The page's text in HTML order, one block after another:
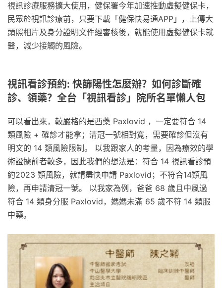
視訊診療服務擴大使用，健保署今年加速推動虛擬健保卡，
民眾於視訊診療前，只要下載「健保快易通APP」，上傳大
頭照相片及身分證明文件經審核後，就能使用虛擬健保卡就
醫，減少接觸的風險。
視訊看診預約: 快篩陽性怎麼辦？如何診斷確
診、領藥？全台「視訊看診」院所名單懶人包
可以看出來，較嚴格的是西藥 Paxlovid ，一定要符合 14
類風險 + 確診才能拿；清冠一號相對寬，需要確診但沒有
明文的 14 類風險限制。 以我跟家人的考量，因為療效的學
術證據前者較多，因此我們的想法是：符合 14 視訊看診預
約2023 類風險，就請盡快申請 Paxlovid；不符合14類風
險，再申請清冠一號。 以我家為例，爸爸 68 歲且中風過
符合 14 類身分服 Paxlovid，媽媽未滿 65 歲不符 14 類服
中藥。